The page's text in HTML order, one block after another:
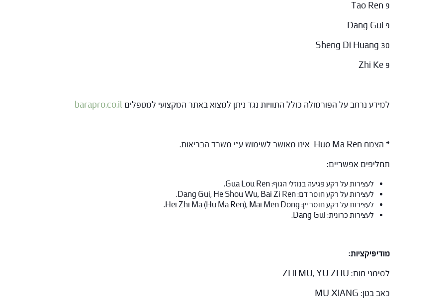
Tao Ren 9
Dang Gui 9
Sheng Di Huang 30
Zhi Ke 9
למידע נרחב על הפורמולה כולל התוויות נגד ניתן למצוא באתר המקצועי למטפליםbarapro.co.il
* הצמח Huo Ma Ren אינו מאושר לשימוש ע"י משרד הבריאות.
תחליפים אפשריים:
לעצירות על רקע פגיעה בנוזלי הגוף: Gua Lou Ren.
לעצירות על רקע חוסר דם: Dang Gui, He Shou Wu, Bai Zi Ren.
לעצירות על רקע חוסר יין: Hei Zhi Ma (Hu Ma Ren), Mai Men Dong.
לעצירות כרונית: Dang Gui.
מודיפיקציות:
לסימני חום: ZHI MU, YU ZHU
כאב בטן: MU XIANG